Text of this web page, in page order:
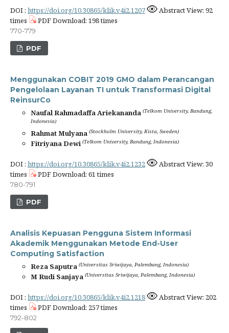
DOI : https://doi.org/10.30865/klik.v4i2.1207
Abstract View: 92
times
PDF Download: 198 times
770-779
PDF
Menggunakan COBIT 2019 GMO dalam Perancangan
Pengelolaan Layanan TI untuk Transformasi Digital
ReinsurCo
Naufal Rahmadaffa Ariekananda (Telkom University, Bandung,
Indonesia)
Rahmat Mulyana (Stockholm University, Kista, Sweden)
Fitriyana Dewi (Telkom University, Bandung, Indonesia)
DOI : https://doi.org/10.30865/klik.v4i2.1232
Abstract View: 30
times
PDF Download: 61 times
780-791
PDF
Analisis Kepuasan Pengguna Sistem Informasi
Akademik Menggunakan Metode End-User
Computing Satisfaction
Reza Saputra (Universitas Sriwijaya, Palembang, Indonesia)
M Rudi Sanjaya (Universitas Sriwijaya, Palembang, Indonesia)
DOI : https://doi.org/10.30865/klik.v4i2.1218
Abstract View: 202
times
PDF Download: 257 times
792-802